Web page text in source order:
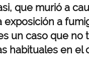
que murió a
exposición a
un caso que no
habituales en el